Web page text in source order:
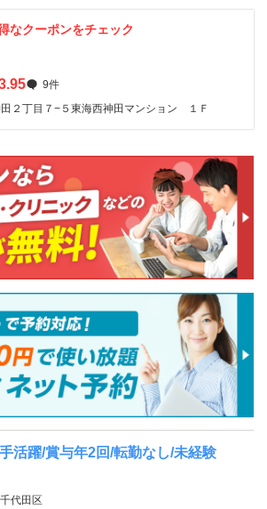
なクーポンをチェック
9件
２丁目７−５東海西神田マンション １Ｆ
活躍/賞与年2回/転勤なし/未経験
代田区